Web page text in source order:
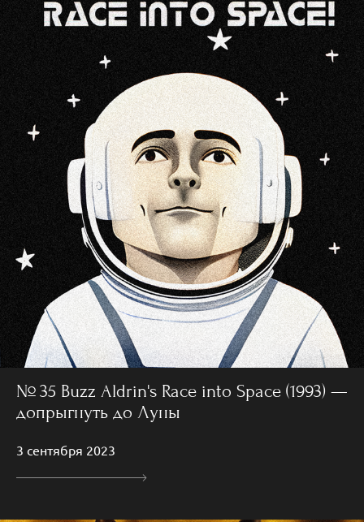
№ 35 Buzz Aldrin's Race into Space (1993) —
допрыгнуть до Луны
3 сентября 2023